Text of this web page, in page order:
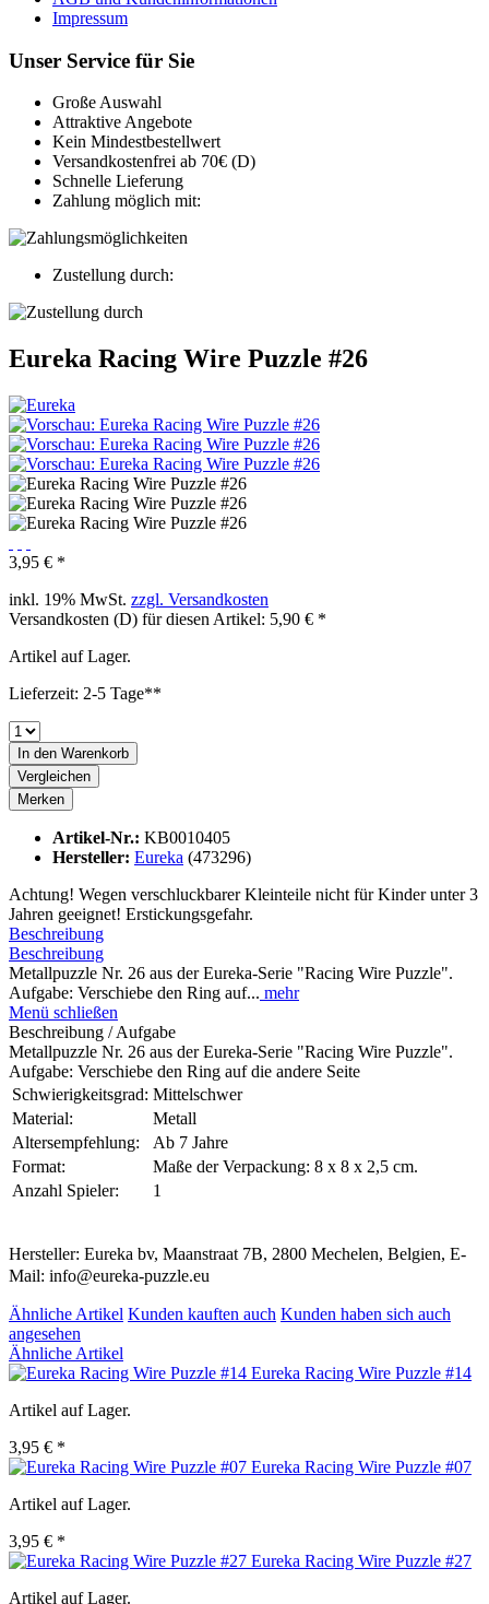
Impressum
Unser Service für Sie
Große Auswahl
Attraktive Angebote
Kein Mindestbestellwert
Versandkostenfrei ab 70€ (D)
Schnelle Lieferung
Zahlung möglich mit:
Zustellung durch:
Eureka Racing Wire Puzzle #26
3,95 € *
inkl. 19% MwSt. zzgl. Versandkosten
Versandkosten (D) für diesen Artikel: 5,90 € *
Artikel auf Lager.
Lieferzeit: 2-5 Tage**
In den Warenkorb
Vergleichen
Merken
Artikel-Nr.: KB0010405
Hersteller: Eureka (473296)
Achtung! Wegen verschluckbarer Kleinteile nicht für Kinder unter 3
Jahren geeignet! Erstickungsgefahr.
Beschreibung
Beschreibung
Metallpuzzle Nr. 26 aus der Eureka-Serie "Racing Wire Puzzle".
Aufgabe: Verschiebe den Ring auf... mehr
Menü schließen
Beschreibung / Aufgabe
Metallpuzzle Nr. 26 aus der Eureka-Serie "Racing Wire Puzzle".
Aufgabe: Verschiebe den Ring auf die andere Seite
Schwierigkeitsgrad: Mittelschwer
Material:
Metall
Altersempfehlung:
Ab 7 Jahre
Format:
Maße der Verpackung: 8 x 8 x 2,5 cm.
Anzahl Spieler:
1
Hersteller: Eureka bv, Maanstraat 7B, 2800 Mechelen, Belgien, E-
Mail: info@eureka-puzzle.eu
Ähnliche Artikel Kunden kauften auch Kunden haben sich auch
angesehen
Ähnliche Artikel
Eureka Racing Wire Puzzle #14
Artikel auf Lager.
3,95 € *
Eureka Racing Wire Puzzle #07
Artikel auf Lager.
3,95 € *
Eureka Racing Wire Puzzle #27
Artikel auf Lager.